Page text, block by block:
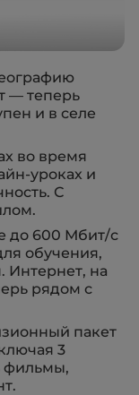
— теперь
и в селе
во время
уроках и
С
до 600 Мбит/с
обучения,
Интернет, на
рядом с
пакет
3
фильмы,